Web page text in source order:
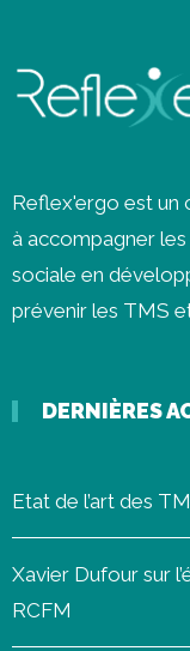
Reflex'ergo est un
à accompagner
sociale en
prévenir les TMS
DERNIÈRES
Etat de l’art des
Xavier Dufour sur
RCFM